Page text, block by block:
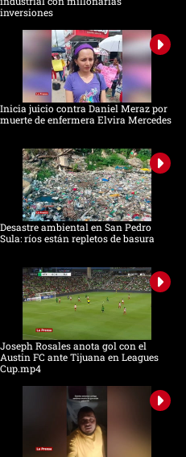
inversiones
Inicia juicio contra Daniel Meraz por
muerte de enfermera Elvira Mercedes
Desastre ambiental en San Pedro
Sula: ríos están repletos de basura
Joseph Rosales anota gol con el
Austin FC ante Tijuana en Leagues
Cup.mp4